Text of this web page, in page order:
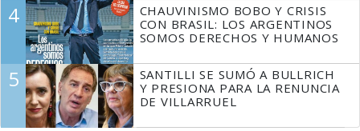
4
CHAUVINISMO BOBO Y CRISIS
CON BRASIL: LOS ARGENTINOS
SOMOS DERECHOS Y HUMANOS
5
SANTILLI SE SUMÓ A BULLRICH
Y PRESIONA PARA LA RENUNCIA
DE VILLARRUEL